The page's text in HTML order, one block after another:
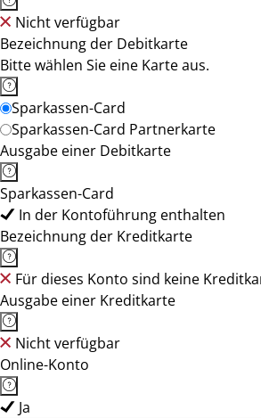
Nicht verfügbar
Bezeichnung der Debitkarte
Bitte wählen Sie eine Karte aus.
Sparkassen-Card
Sparkassen-Card Partnerkarte
Ausgabe einer Debitkarte
Sparkassen-Card
In der Kontoführung enthalten
Bezeichnung der Kreditkarte
Für dieses Konto sind keine
Ausgabe einer Kreditkarte
Nicht verfügbar
Online-Konto
Ja